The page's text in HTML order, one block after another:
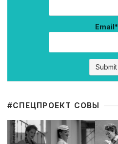
Email*
#CПЕЦПРОЕКТ СОВЫ